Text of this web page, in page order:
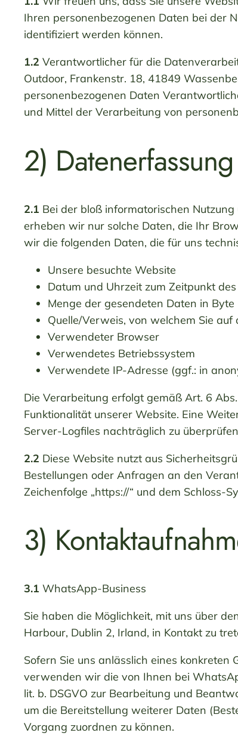
Ihren personenbezogenen Daten bei der
identifiziert werden können.
1.2 Verantwortlicher für die
Outdoor, Frankenstr. 18, 41849
personenbezogenen Daten
und Mittel der Verarbeitung von
2)
2.1 Bei der bloß informatorischen
erheben wir nur solche Daten, die Ihr
wir die folgenden Daten, die für uns
Unsere besuchte Website
Datum und Uhrzeit zum Zeitpunkt
Menge der gesendeten Daten in Byte
Quelle/Verweis, von welchem Sie auf
Verwendeter Browser
Verwendetes Betriebssystem
Verwendete IP-Adresse (ggf.: in
Die Verarbeitung erfolgt gemäß Art. 6
Funktionalität unserer Website. Eine
Server-Logfiles nachträglich zu
2.2 Diese Website nutzt aus
Bestellungen oder Anfragen an den
Zeichenfolge „https://“ und dem Schloss-
3)
3.1 WhatsApp-Business
Sie haben die Möglichkeit, mit uns über
Harbour, Dublin 2, Irland, in Kontakt zu
Sofern Sie uns anlässlich eines
verwenden wir die von Ihnen bei
lit. b. DSGVO zur Bearbeitung und
um die Bereitstellung weiterer Daten
Vorgang zuordnen zu können.